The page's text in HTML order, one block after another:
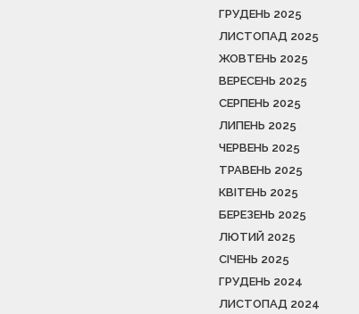
ГРУДЕНЬ 2025
ЛИСТОПАД 2025
ЖОВТЕНЬ 2025
ВЕРЕСЕНЬ 2025
СЕРПЕНЬ 2025
ЛИПЕНЬ 2025
ЧЕРВЕНЬ 2025
ТРАВЕНЬ 2025
КВІТЕНЬ 2025
БЕРЕЗЕНЬ 2025
ЛЮТИЙ 2025
СІЧЕНЬ 2025
ГРУДЕНЬ 2024
ЛИСТОПАД 2024